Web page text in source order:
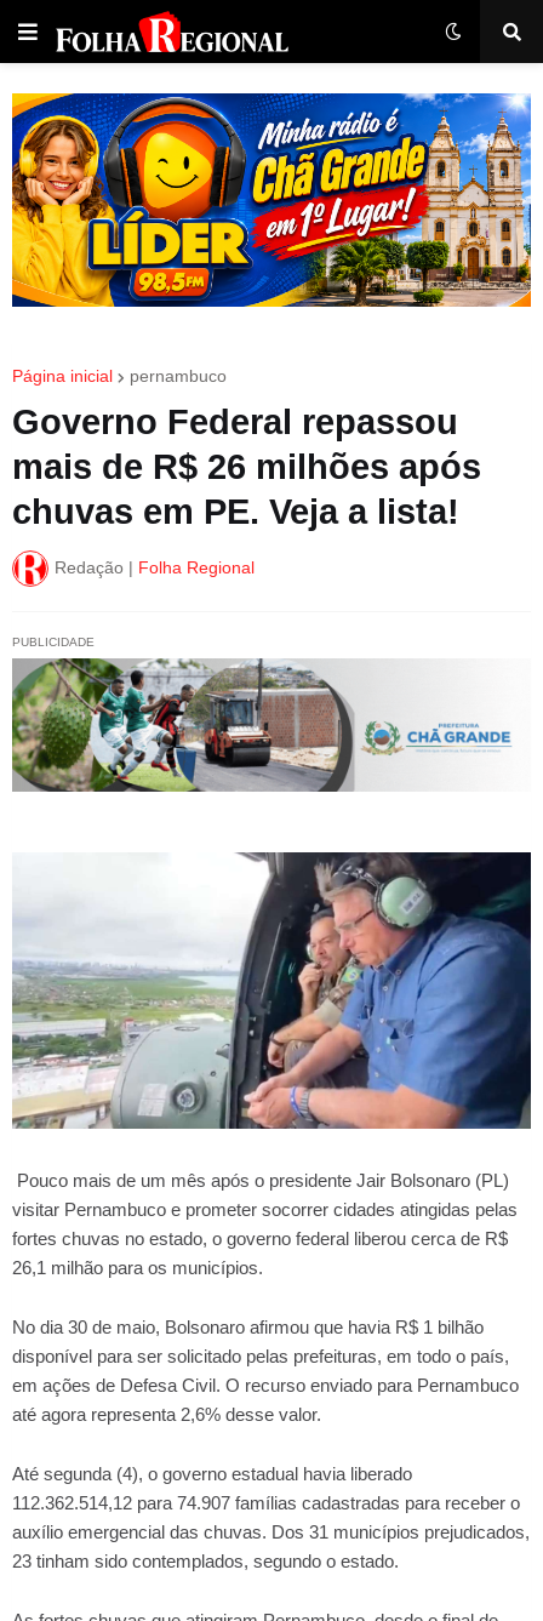
Página inicial pernambuco
Governo Federal repassou
mais de R$ 26 milhões após
chuvas em PE. Veja a lista!
Redação | Folha Regional
PUBLICIDADE
Pouco mais de um mês após o presidente Jair Bolsonaro (PL)
visitar Pernambuco e prometer socorrer cidades atingidas pelas
fortes chuvas no estado, o governo federal liberou cerca de R$
26,1 milhão para os municípios.
No dia 30 de maio, Bolsonaro afirmou que havia R$ 1 bilhão
disponível para ser solicitado pelas prefeituras, em todo o país,
em ações de Defesa Civil. O recurso enviado para Pernambuco
até agora representa 2,6% desse valor.
Até segunda (4), o governo estadual havia liberado
112.362.514,12 para 74.907 famílias cadastradas para receber o
auxílio emergencial das chuvas. Dos 31 municípios prejudicados,
23 tinham sido contemplados, segundo o estado.